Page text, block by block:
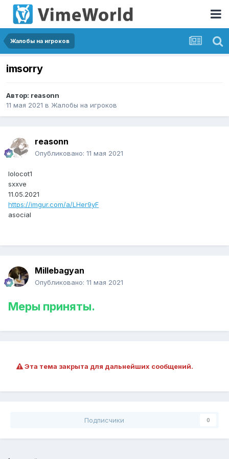
Жалобы на игроков
imsorry
Автор: reasonn
11 мая 2021 в Жалобы на игроков
reasonn
Опубликовано: 11 мая 2021
lolocot1
sxxve
11.05.2021
https://imgur.com/a/LHer9yF
asocial
Millebagyan
Опубликовано: 11 мая 2021
Меры приняты.
Эта тема закрыта для дальнейших сообщений.
Подписчики 0